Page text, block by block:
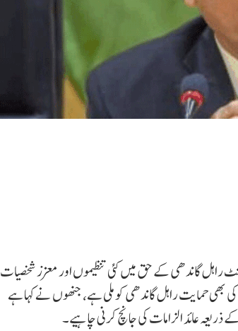
راہل گاندھی کے حق میں کئی تنظیموں اور معزز شخصیات
بھی حمایت راہل گاندھی کو ملی ہے، جنھوں نے کہا ہے
عائد الزامات کی جانچ کرنی چاہیے۔